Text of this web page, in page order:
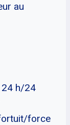
au
24 h/24
force